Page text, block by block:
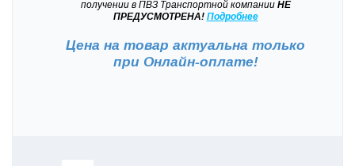
получении в ПВЗ Транспортной компанииНЕ
ПРЕДУСМОТРЕНА! Подробнее
Цена на товар актуальна только
при Онлайн-оплате!